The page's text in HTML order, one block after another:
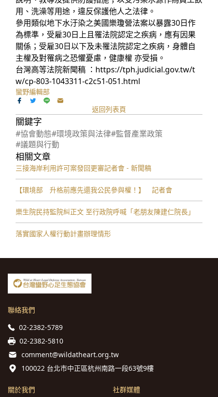
用、洗澡等用途，違反保護他人之法律。
參用類似地下水汙染之美國樂瓊營法案以暴露30日作
為標準，受雇30日上且罹法院認定之疾病，應有因果
關係；受雇30日以下及未罹法院認定之疾病，身體自
主權及對罹病之恐懼憂慮，健康權 亦受損。
台灣高等法院新聞稿 ：https://tph.judicial.gov.tw/t
w/cp-803-1043311-c2c51-051.html
蠻野編輯部
返回列表頁
關鍵字
#協會動態#環境政策與法律#監督產業政策
#議題與行動
相關文章
三接海岸利用許可案發回更審記者會 - 新聞稿
【環境部 升格前應先還我公民參與權！】 記者會
樂生院民持監院糾正文 至行政院呼喊「老朋友陳建仁院長」
落實國家人權行動計畫辦理情形
聯絡我們
02-2382-5789
02-2382-5810
comment@wildatheart.org.tw
100022 台北市中正區杭州南路一段63號9樓
關於我們 社群媒體